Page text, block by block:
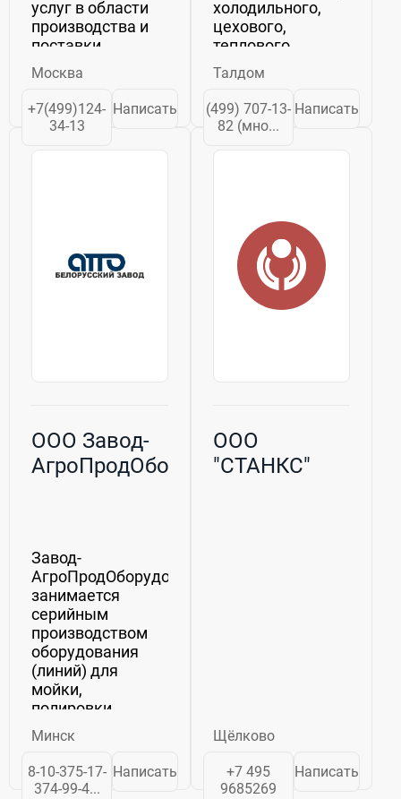
услуг в области
производства и
поставки
различного
оборудования.
Наша
специализация
разработку,
выпарные...
Москва
+7(499)124-
34-13
Написать
холодильного,
цехового,
теплового,
теплообменного,
торгового,
технологического
оборудования,
ведущих
Российских и
компании,...
Талдом
(499) 707-13-
82 (мно...
Написать
ООО Завод-
АгроПродОборудование
Завод-
АгроПродОборудование
занимается
серийным
производством
оборудования
(линий) для
мойки,
полировки,
сушки, сухой
очистки,
сортировки,
переборки,
Минск
8-10-375-17-
374-99-4...
Написать
ООО
"СТАНКС"
Щёлково
+7 495
9685269
Написать